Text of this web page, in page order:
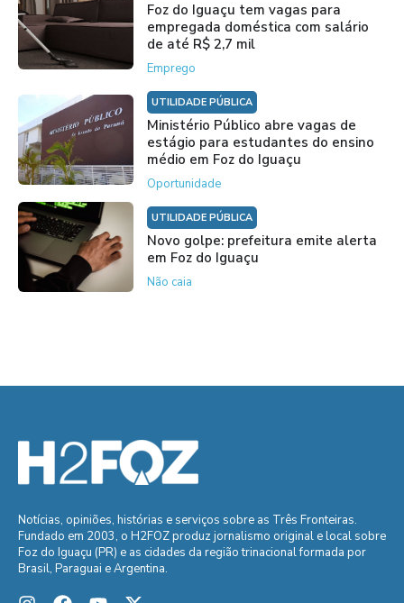
Foz do Iguaçu tem vagas para
empregada doméstica com salário
de até R$ 2,7 mil
Emprego
UTILIDADE PÚBLICA
Ministério Público abre vagas de
estágio para estudantes do ensino
médio em Foz do Iguaçu
Oportunidade
UTILIDADE PÚBLICA
Novo golpe: prefeitura emite alerta
em Foz do Iguaçu
Não caia
Notícias, opiniões, histórias e serviços sobre as Três Fronteiras.
Fundado em 2003, o H2FOZ produz jornalismo original e local sobre
Foz do Iguaçu (PR) e as cidades da região trinacional formada por
Brasil, Paraguai e Argentina.